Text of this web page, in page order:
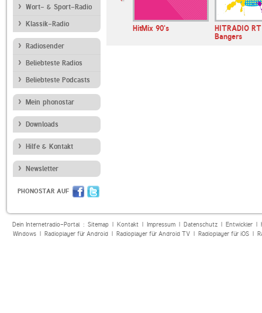
Wort- & Sport-Radio
Klassik-Radio
Radiosender
Beliebteste Radios
Beliebteste Podcasts
Mein phonostar
Downloads
Hilfe & Kontakt
Newsletter
PHONOSTAR AUF
RADIO PSR 90er HitMix 90's
HITRADIO
Bangers
Dein Internetradio-Portal : Sitemap| Kontakt| Impressum| Datenschutz| Entwickler|
Windows| Radioplayer für Android| Radioplayer für Android TV| Radioplayer für iOS|